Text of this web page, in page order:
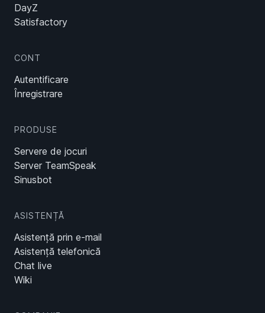
DayZ
Satisfactory
CONT
Autentificare
Înregistrare
PRODUSE
Servere de jocuri
Server TeamSpeak
Sinusbot
ASISTENȚĂ
Asistență prin e-mail
Asistență telefonică
Chat live
Wiki